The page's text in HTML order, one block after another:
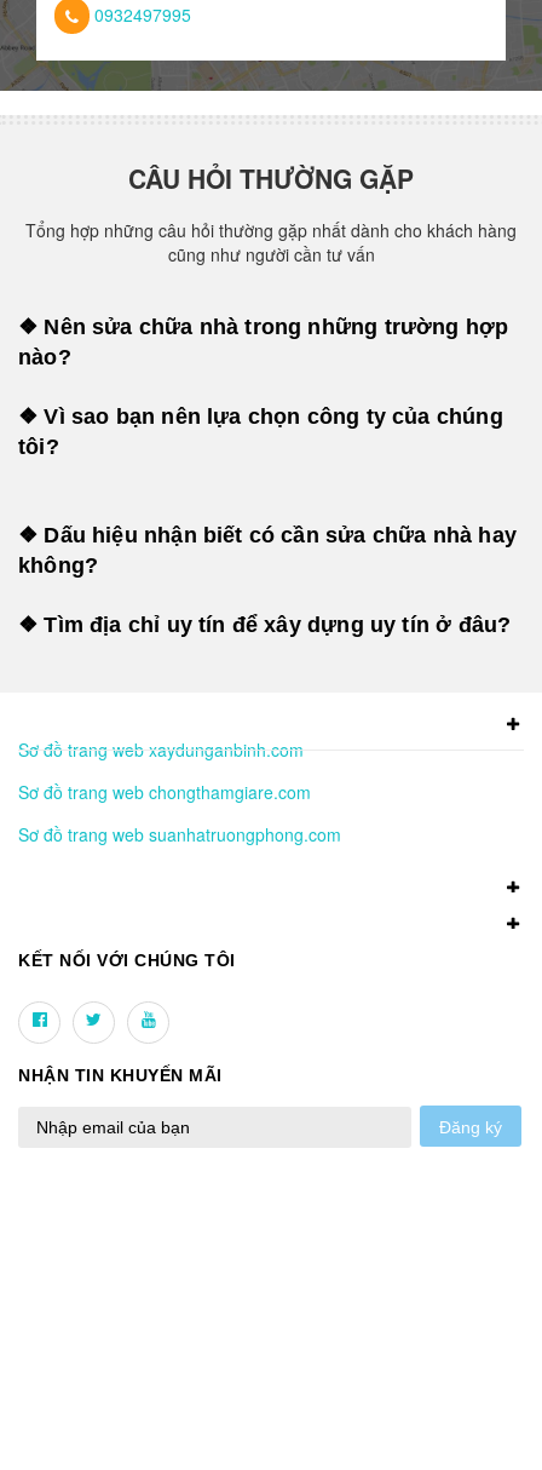
0932497995
CÂU HỎI THƯỜNG GẶP
Tổng hợp những câu hỏi thường gặp nhất dành cho khách hàng
cũng như người cần tư vấn
❖ Nên sửa chữa nhà trong những trường hợp
nào?
❖ Vì sao bạn nên lựa chọn công ty của chúng
tôi?
❖ Dấu hiệu nhận biết có cần sửa chữa nhà hay
không?
❖ Tìm địa chỉ uy tín để xây dựng uy tín ở đâu?
Sơ đồ trang web xaydunganbinh.com
Sơ đồ trang web chongthamgiare.com
Sơ đồ trang web suanhatruongphong.com
KẾT NỐI VỚI CHÚNG TÔI
NHẬN TIN KHUYẾN MÃI
Đăng ký